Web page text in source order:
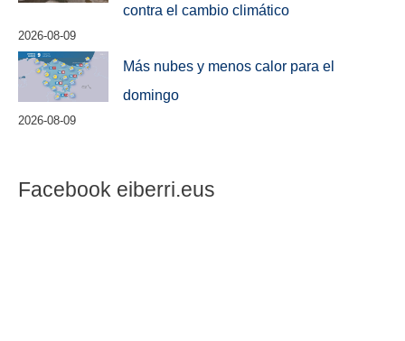
contra el cambio climático
2026-08-09
Más nubes y menos calor para el
domingo
2026-08-09
Facebook eiberri.eus